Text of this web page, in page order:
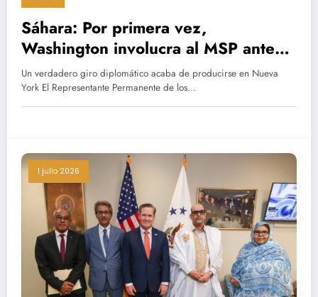
Sáhara: Por primera vez,
Washington involucra al MSP ante
las excentricidades del Polisario
Un verdadero giro diplomático acaba de producirse en Nueva
York El Representante Permanente de los…
1 julio 2026